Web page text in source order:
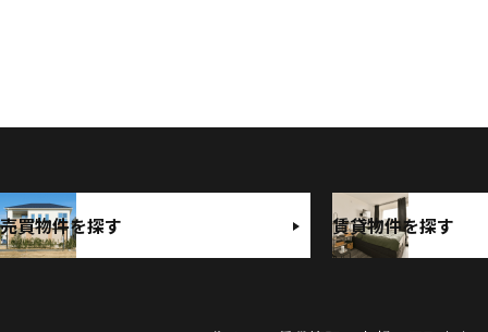
売買物件を探す 賃貸物件を探す